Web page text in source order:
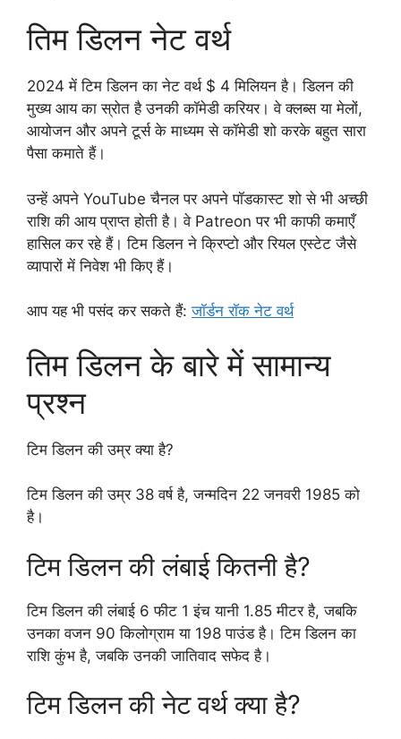
तिम डिलन नेट वर्थ
2024 में टिम डिलन का नेट वर्थ $ 4 मिलियन है। डिलन की
मुख्य आय का स्रोत है उनकी कॉमेडी करियर। वे क्लब्स या मेलों,
आयोजन और अपने टूर्स के माध्यम से कॉमेडी शो करके बहुत सारा
पैसा कमाते हैं।
उन्हें अपने YouTube चैनल पर अपने पॉडकास्ट शो से भी अच्छी
राशि की आय प्राप्त होती है। वे Patreon पर भी काफी कमाएँ
हासिल कर रहे हैं। टिम डिलन ने क्रिप्टो और रियल एस्टेट जैसे
व्यापारों में निवेश भी किए हैं।
आप यह भी पसंद कर सकते हैं:जॉर्डन रॉक नेट वर्थ
तिम डिलन के बारे में सामान्य
प्रश्न
टिम डिलन की उम्र क्या है?
टिम डिलन की उम्र 38 वर्ष है, जन्मदिन 22 जनवरी 1985 को
है।
टिम डिलन की लंबाई कितनी है?
टिम डिलन की लंबाई 6 फीट 1 इंच यानी 1.85 मीटर है, जबकि
उनका वजन 90 किलोग्राम या 198 पाउंड है। टिम डिलन का
राशि कुंभ है, जबकि उनकी जातिवाद सफेद है।
टिम डिलन की नेट वर्थ क्या है?